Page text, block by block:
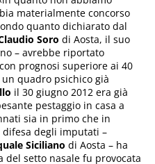
materialmente concorso
quanto dichiarato dal
Soro di Aosta, il suo
– avrebbe riportato
prognosi superiore ai 40
quadro psichico già
il 30 giugno 2012 era già
pestaggio in casa a
sia in primo che in
difesa degli imputati –
Siciliano di Aosta – ha
setto nasale fu provocata